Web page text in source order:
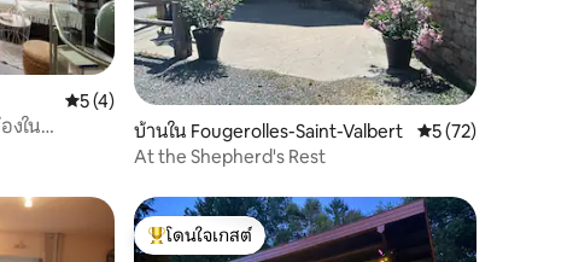
คะแนนเฉลี่ย 5 จาก 5, 4 รีวิว
5 (4)
งใน
บ้านใน Fougerolles-Saint-Valbert คะแนนเฉลี่ย 5 จาก
5 (72)
At the Shepherd's Rest
โดนใจเกสต์ที่สุด
โดนใจเกสต์